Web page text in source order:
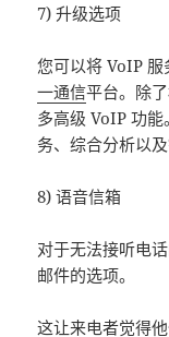
7) 升级选项
您可以将 VoIP
一通信平台。除
多高级 VoIP 功
务、综合分析以
8) 语音信箱
对于无法接听电
邮件的选项。
这让来电者觉得